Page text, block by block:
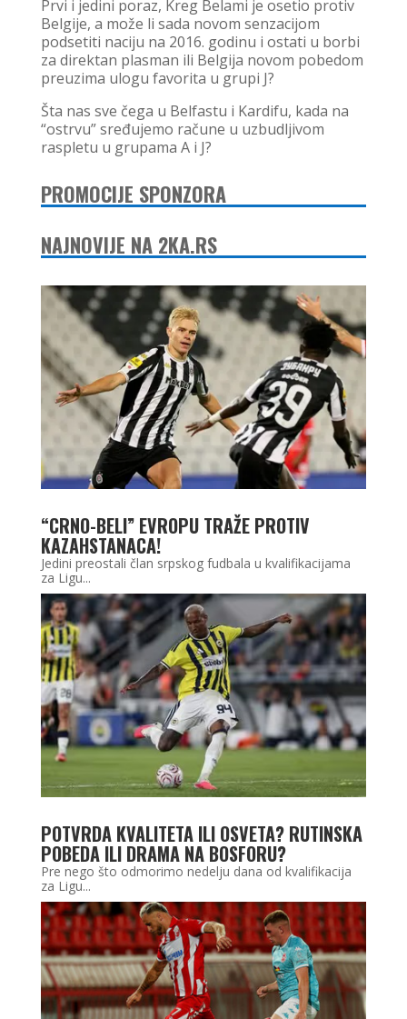
Prvi i jedini poraz, Kreg Belami je osetio protiv
Belgije, a može li sada novom senzacijom
podsetiti naciju na 2016. godinu i ostati u borbi
za direktan plasman ili Belgija novom pobedom
preuzima ulogu favorita u grupi J?
Šta nas sve čega u Belfastu i Kardifu, kada na
“ostrvu” sređujemo račune u uzbudljivom
raspletu u grupama A i J?
PROMOCIJE SPONZORA
NAJNOVIJE NA 2KA.RS
“CRNO-BELI” EVROPU TRAŽE PROTIV
KAZAHSTANACA!
Jedini preostali član srpskog fudbala u kvalifikacijama
za Ligu...
POTVRDA KVALITETA ILI OSVETA? RUTINSKA
POBEDA ILI DRAMA NA BOSFORU?
Pre nego što odmorimo nedelju dana od kvalifikacija
za Ligu...